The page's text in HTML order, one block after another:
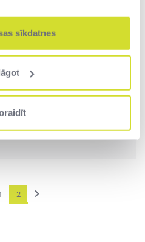
sīkdatnes
Latvijas valsts
2 Next